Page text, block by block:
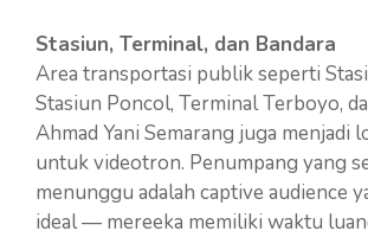
Stasiun, Terminal, dan Bandara
Area transportasi publik seperti
Stasiun Poncol, Terminal Terboyo,
Ahmad Yani Semarang juga menjadi
untuk videotron. Penumpang yang
menunggu adalah captive audience
ideal — mereeka memiliki waktu